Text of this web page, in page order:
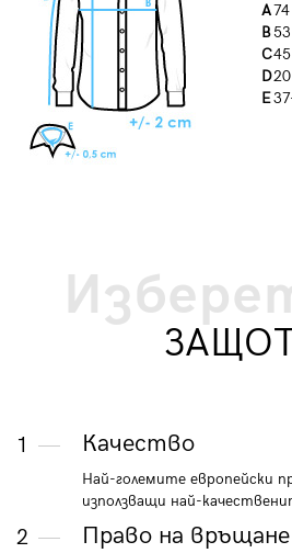
A74
B53
C45
D20
E
1 Качество
Най-големите европейски
използващи най-
2 Право на връщане